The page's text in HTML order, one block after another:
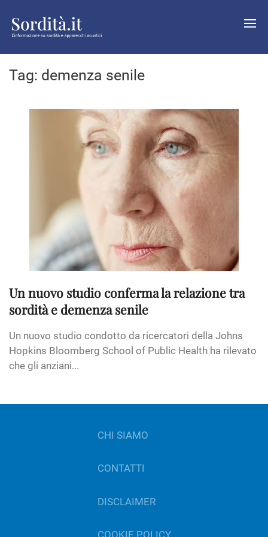
Tag: demenza senile
Un nuovo studio conferma la relazione tra
sordità e demenza senile
Un nuovo studio condotto da ricercatori della Johns
Hopkins Bloomberg School of Public Health ha rilevato
che gli anziani...
CHI SIAMO
CONTATTI
DISCLAIMER